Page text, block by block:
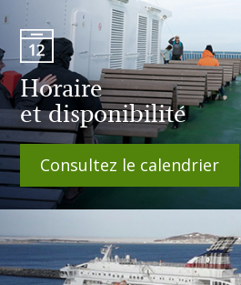
Horaire
et disponibilité
Consultez le calendrier